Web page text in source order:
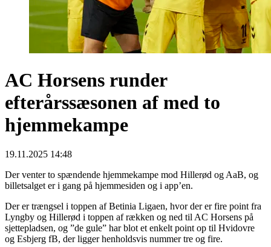
AC Horsens runder
efterårssæsonen af med to
hjemmekampe
19.11.2025 14:48
Der venter to spændende hjemmekampe mod Hillerød og AaB, og
billetsalget er i gang på hjemmesiden og i app’en.
Der er trængsel i toppen af Betinia Ligaen, hvor der er fire point fra
Lyngby og Hillerød i toppen af rækken og ned til AC Horsens på
sjettepladsen, og ”de gule” har blot et enkelt point op til Hvidovre
og Esbjerg fB, der ligger henholdsvis nummer tre og fire.